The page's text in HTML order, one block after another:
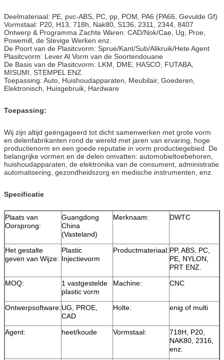
Deelmateriaal: PE, pvc-ABS, PC, pp, POM, PA6 (PA66, Gevulde Gf)
Vormstaal: P20, H13, 718h, Nak80, S136, 2311, 2344, 8407
Ontwerp & Programma Zachte Waren: CAD/Nok/Cae, Ug, Proe,
Powemill, de Stevige Werken enz.
De Poort van de Plasitcvorm: Sprue/Kant/Sub/Alikruik/Hete Agent
Plasitcvorm: Lever Al Vorm van de Soortendouane
De Basis van de Plasitcvorm: LKM, DME, HASCO, FUTABA,
MISUMI, STEMPEL ENZ.
Toepassing: Auto, Huishoudapparaten, Meubilair, Goederen,
Elektronisch, Huisgebruik, Hardware
Toepassing:
Wij zijn altijd geëngageerd tot dicht samenwerken met grote vorm
en delenfabrikanten rond de wereld met jaren van ervaring, hoge
productienorm en een goede reputatie in vorm productiegebied. De
belangrijke vormen en de delen omvatten: automobieltoebehoren,
huishoudapparaten, de elektronika van de consument, administratie
automatisering, gezondheidszorg en medische instrumenten, enz.
Specificatie
Plaats van
Oorsprong:
Guangdong
China
(Vasteland)
Merknaam: DWTC
Het gestalte
geven van Wijze:
Plastic
Injectievorm
Productmateriaal:PP, ABS, PC,
PE, NYLON,
PRT ENZ.
MOQ:
1 vastgestelde
plastic vorm
Machine: CNC
Ontwerpsoftware:UG, PROE,
CAD
Holte: enig of multi
Agent: heet/koude Vormstaal:
718H, P20,
NAK80, 2316,
enz.